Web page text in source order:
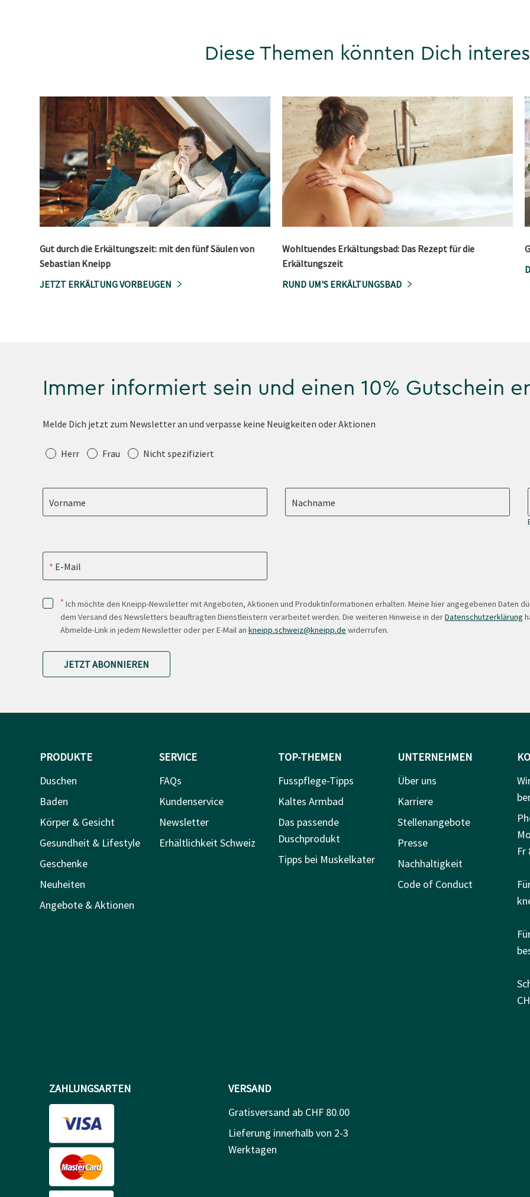
Diese Themen könnten Dich
Gut durch die Erkältungszeit: mit den fünf Säulen von
Sebastian Kneipp
JETZT ERKÄLTUNG VORBEUGEN
Wohltuendes Erkältungsbad: Das Rezept für die
Erkältungszeit
RUND UM'S ERKÄLTUNGSBAD
Immer informiert sein und einen 10% Gutschein
Melde Dich jetzt zum Newsletter an und verpasse keine Neuigkeiten oder Aktionen
Anrede
Herr Frau Nicht spezifiziert
Vorname Nachname
E-Mail
* Ich möchte den Kneipp-Newsletter mit Angeboten, Aktionen und Produktinformationen erhalten. Meine hier angegebenen Daten
dem Versand des Newsletters beauftragten Dienstleistern verarbeitet werden. Die weiteren Hinweise in derDatenschutzerklärung
Abmelde-Link in jedem Newsletter oder per E-Mail an kneipp.schweiz@kneipp.de widerrufen.
JETZT ABONNIEREN
PRODUKTE
Duschen
Baden
Körper & Gesicht
Gesundheit & Lifestyle
Geschenke
Neuheiten
Angebote & Aktionen
SERVICE
FAQs
Kundenservice
Newsletter
Erhältlichkeit Schweiz
TOP-THEMEN
Fusspflege-Tipps
Kaltes Armbad
Das passende
Duschprodukt
Tipps bei Muskelkater
UNTERNEHMEN
Über uns
Karriere
Stellenangebote
Presse
Nachhaltigkeit
Code of Conduct
Fr
ZAHLUNGSARTEN
VERSAND
Gratisversand ab CHF 80.00
Lieferung innerhalb von 2-3
Werktagen